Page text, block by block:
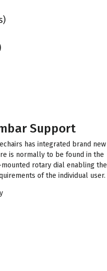
Support
has integrated brand new
is normally to be found in the
rotary dial enabling the
of the individual user.